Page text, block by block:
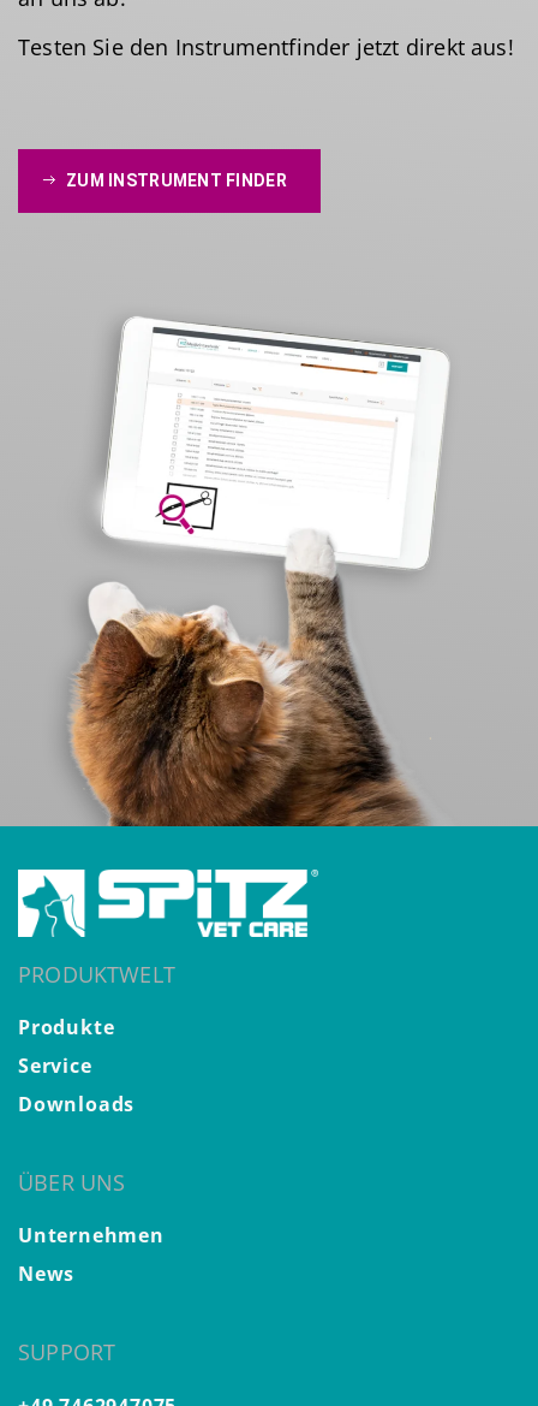
Testen Sie den Instrumentfinder jetzt direkt aus!
ZUM INSTRUMENT FINDER
PRODUKTWELT
Produkte
Service
Downloads
ÜBER UNS
Unternehmen
News
SUPPORT